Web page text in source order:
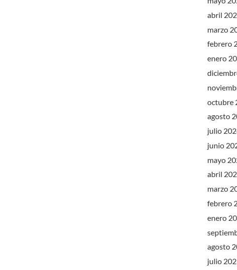
abril
marzo
febrero
enero
octubre
agosto
julio
junio
mayo
abril
marzo
febrero
enero
agosto
julio